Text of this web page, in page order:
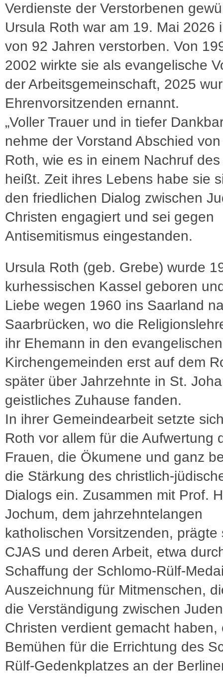
Verdienste der Verstorbenen
Ursula Roth war am 19. Mai 2026
von 92 Jahren verstorben. Von
2002 wirkte sie als evangelische
der Arbeitsgemeinschaft, 2025
Ehrenvorsitzenden ernannt.
„Voller Trauer und in tiefer
nehme der Vorstand Abschied
Roth, wie es in einem Nachruf
heißt. Zeit ihres Lebens habe sie
den friedlichen Dialog zwischen
Christen engagiert und sei gegen
Antisemitismus eingestanden.
Ursula Roth (geb. Grebe) wurde
kurhessischen Kassel geboren
Liebe wegen 1960 ins Saarland
Saarbrücken, wo die
ihr Ehemann in den evangelischen
Kirchengemeinden erst auf dem
später über Jahrzehnte in St.
geistliches Zuhause fanden.
In ihrer Gemeindearbeit setzte
Roth vor allem für die Aufwertung
Frauen, die Ökumene und ganz
die Stärkung des christlich-
Dialogs ein. Zusammen mit Prof.
Jochum, dem jahrzehntelangen
katholischen Vorsitzenden, prägte
CJAS und deren Arbeit, etwa
Schaffung der Schlomo-Rülf-
Auszeichnung für Mitmenschen,
die Verständigung zwischen
Christen verdient gemacht haben,
Bemühen für die Errichtung des
Rülf-Gedenkplatzes an der